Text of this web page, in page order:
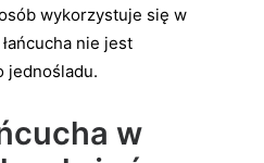
wykorzystuje się w
nie jest
jednośladu.
w